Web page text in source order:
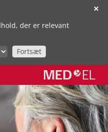
✕
der er relevant
Fortsæt